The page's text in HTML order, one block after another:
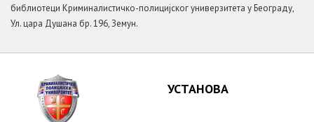
библиотеци Криминалистичко-полицијског универзитета у Београду,
Ул. цара Душана бр. 196, Земун.
УСТАНОВА